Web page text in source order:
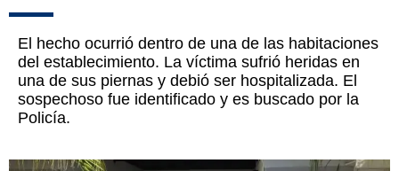
El hecho ocurrió dentro de una de las habitaciones
del establecimiento. La víctima sufrió heridas en
una de sus piernas y debió ser hospitalizada. El
sospechoso fue identificado y es buscado por la
Policía.